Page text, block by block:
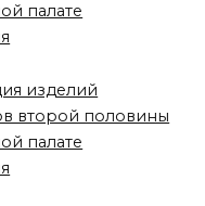
палате
изделий
второй половины
палате